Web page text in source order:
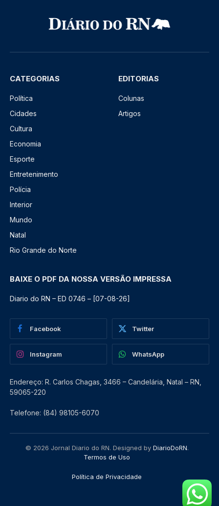
CATEGORIAS
Política
Cidades
Cultura
Economia
Esporte
Entretenimento
Polícia
Interior
Mundo
Natal
Rio Grande do Norte
EDITORIAS
Colunas
Artigos
BAIXE O PDF DA NOSSA VERSÃO IMPRESSA
Diario do RN – ED 0746 – [07-08-26]
Facebook Twitter
Instagram WhatsApp
Endereço: R. Carlos Chagas, 3466 – Candelária, Natal – RN,
59065-220
Telefone: (84) 98105-6070
© 2026 Jornal Diario do RN. Designed by DiarioDoRN.
Termos de Uso
Política de Privacidade